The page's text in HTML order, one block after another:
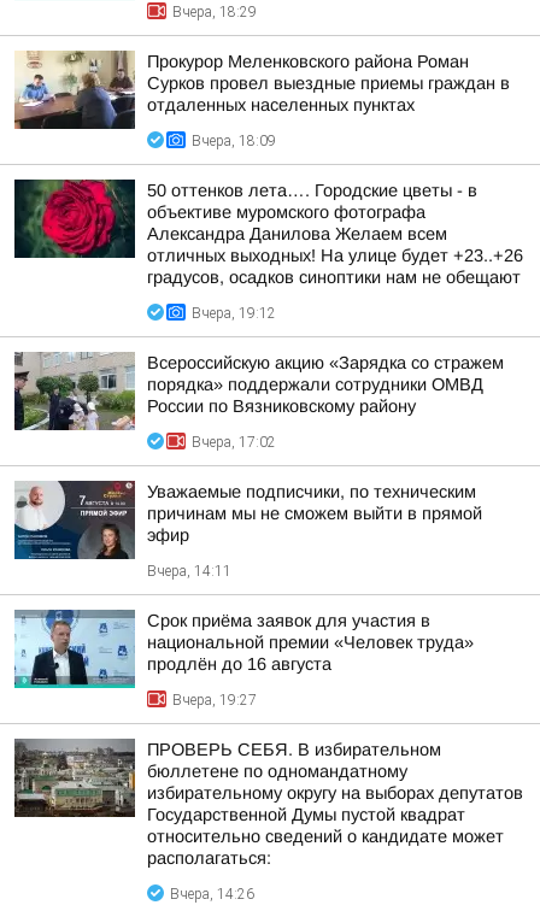
Вчера, 18:29
Прокурор Меленковского района Роман
Сурков провел выездные приемы граждан в
отдаленных населенных пунктах
Вчера, 18:09
50 оттенков лета…. Городские цветы - в
объективе муромского фотографа
Александра Данилова Желаем всем
отличных выходных! На улице будет +23..+26
градусов, осадков синоптики нам не обещают
Вчера, 19:12
Всероссийскую акцию «Зарядка со стражем
порядка» поддержали сотрудники ОМВД
России по Вязниковскому району
Вчера, 17:02
Уважаемые подписчики, по техническим
причинам мы не сможем выйти в прямой
эфир
Вчера, 14:11
Срок приёма заявок для участия в
национальной премии «Человек труда»
продлён до 16 августа
Вчера, 19:27
ПРОВЕРЬ СЕБЯ. В избирательном
бюллетене по одномандатному
избирательному округу на выборах депутатов
Государственной Думы пустой квадрат
относительно сведений о кандидате может
располагаться:
Вчера, 14:26